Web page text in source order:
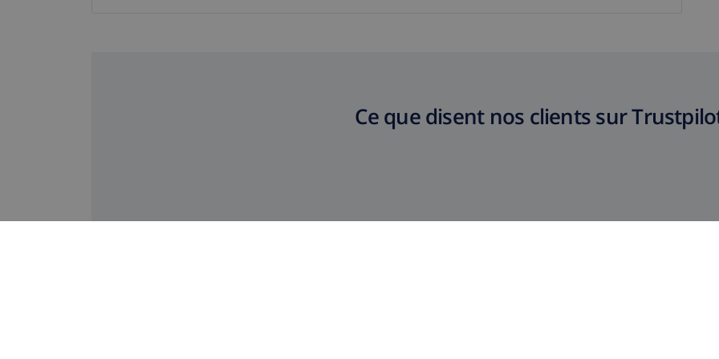
Ce que disent nos clients sur